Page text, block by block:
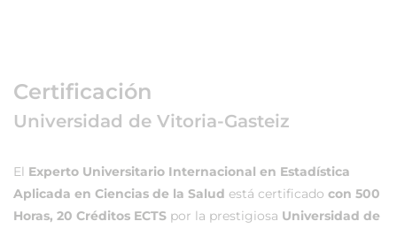
Certificación
Universidad de Vitoria-Gasteiz
El Experto Universitario Internacional en Estadística
Aplicada en Ciencias de la Salud está certificado con 500
Horas, 20 Créditos ECTS por la prestigiosa Universidad de